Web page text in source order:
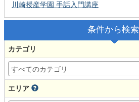
川崎授産学園 手話入門講座
条件から検索
カテゴリ
エリア